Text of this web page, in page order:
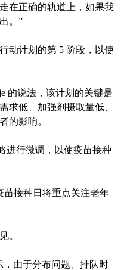
在正确的轨道上，如果我
。”
动计划的第 5 阶段，以使
的说法，该计划的关键是
求低、加强剂摄取量低、
的影响。
进行微调，以使疫苗接种
苗接种日将重点关注老年
。
，由于分布问题、排队时